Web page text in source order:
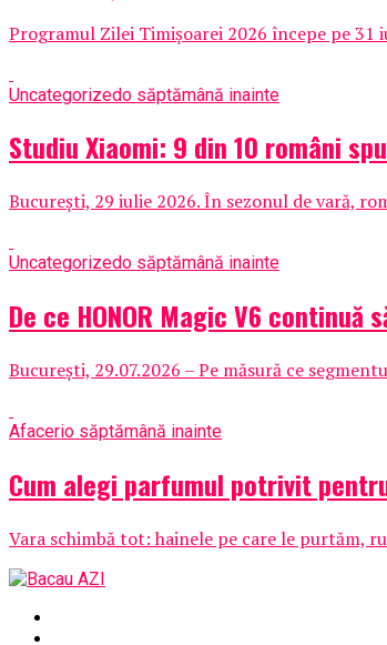
Programul Zilei Timișoarei 2026 începe pe 31
Uncategorizedo săptămână inainte
Studiu Xiaomi: 9 din 10 români
București, 29 iulie 2026. În sezonul de vară,
Uncategorizedo săptămână inainte
De ce HONOR Magic V6
București, 29.07.2026 – Pe măsură ce
Afacerio săptămână inainte
Cum alegi parfumul potrivit
Vara schimbă tot: hainele pe care le purtăm,